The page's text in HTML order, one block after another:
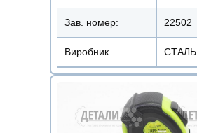
Зав. номер: 22502
Виробник СТАЛЬ